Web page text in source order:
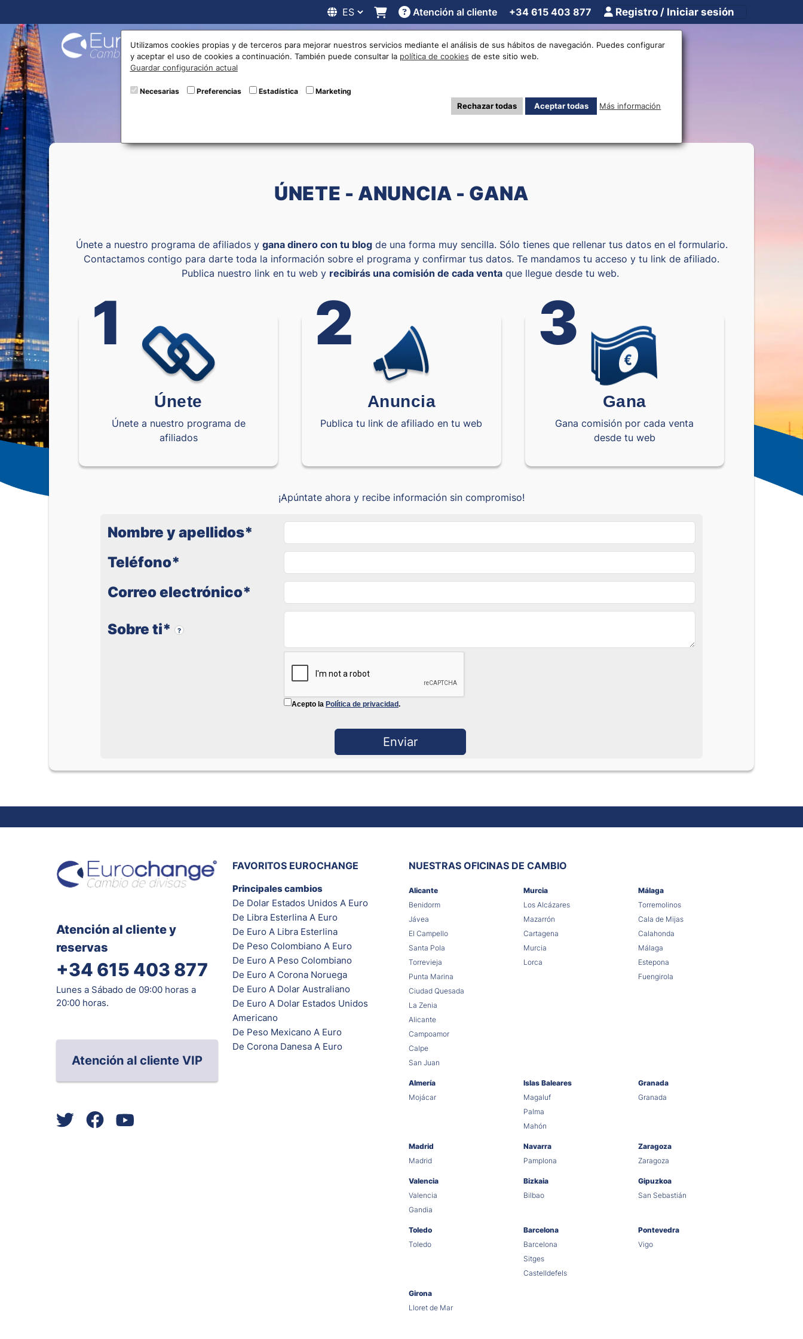
Atención al cliente +34 615 403 877 Registro / Iniciar sesión
Compra online Cotizaciones Localizaciones Trabaja con nosotros Otros
Programa afiliados
ÚNETE - ANUNCIA - GANA
Únete a nuestro programa de afiliados y gana dinero con tu blogde una forma muy sencilla. Sólo tienes que rellenar tus datos en el formulario.
Contactamos contigo para darte toda la información sobre el programa y confirmar tus datos. Te mandamos tu acceso y tu link de afiliado.
Publica nuestro link en tu web y recibirás una comisión de cada ventaque llegue desde tu web.
1
Únete
Únete a nuestro programa de
afiliados
2
Anuncia
Publica tu link de afiliado en tu web
3
Gana
Gana comisión por cada venta
desde tu web
¡Apúntate ahora y recibe información sin compromiso!
Nombre y apellidos*
Teléfono*
Correo electrónico*
Sobre ti* ?
Acepto la Política de privacidad.
Atención al cliente y
reservas
+34 615 403 877
Lunes a Sábado de 09:00 horas a
20:00 horas.
Atención al cliente VIP
FAVORITOS EUROCHANGE
Principales cambios
De Dolar Estados Unidos A Euro
De Libra Esterlina A Euro
De Euro A Libra Esterlina
De Peso Colombiano A Euro
De Euro A Peso Colombiano
De Euro A Corona Noruega
De Euro A Dolar Australiano
De Euro A Dolar Estados Unidos
Americano
De Peso Mexicano A Euro
De Corona Danesa A Euro
NUESTRAS OFICINAS DE CAMBIO
Alicante
Benidorm
Jávea
El Campello
Santa Pola
Torrevieja
Punta Marina
Ciudad Quesada
La Zenia
Alicante
Campoamor
Calpe
San Juan
Murcia
Los Alcázares
Mazarrón
Cartagena
Murcia
Lorca
Málaga
Torremolinos
Cala de Mijas
Calahonda
Málaga
Estepona
Fuengirola
Almería
Mojácar
Islas Baleares
Magaluf
Palma
Mahón
Granada
Granada
Madrid
Madrid
Navarra
Pamplona
Zaragoza
Zaragoza
Valencia
Valencia
Gandia
Bizkaia
Bilbao
Gipuzkoa
San Sebastián
Toledo
Toledo
Barcelona
Barcelona
Sitges
Castelldefels
Pontevedra
Vigo
Girona
Lloret de Mar
Utilizamos cookies propias y de terceros para mejorar nuestros servicios mediante el análisis de sus hábitos de navegación. Puedes configurar
y aceptar el uso de cookies a continuación. También puede consultar la política de cookies de este sitio web.
Guardar configuración actual
Necesarias Preferencias Estadística Marketing
Rechazar todas Aceptar todas Más información